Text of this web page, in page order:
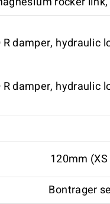
R damper,
R damper,
120mm
Bontrager